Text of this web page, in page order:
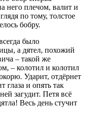
него плечом, валит и
по тому, толстое
бобру.
было
а дятел, похожий
– такой же
– колотил и колотил
Ударит, отдёрнет
глаза и опять так
загудит. Петя всё
Весь день стучит